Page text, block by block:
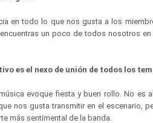
en todo lo que nos gusta a los
un poco de todos nosotros
es el nexo de unión de todos los
evoque fiesta y buen rollo. No es
nos gusta transmitir en el escenario,
más sentimental de la banda.